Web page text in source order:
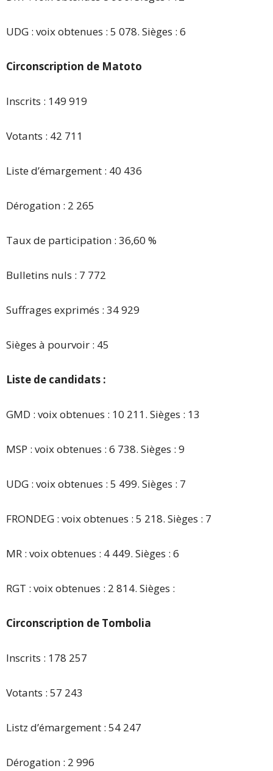
UDG : voix obtenues : 5 078. Sièges : 6
Circonscription de Matoto
Inscrits : 149 919
Votants : 42 711
Liste d’émargement : 40 436
Dérogation : 2 265
Taux de participation : 36,60 %
Bulletins nuls : 7 772
Suffrages exprimés : 34 929
Sièges à pourvoir : 45
Liste de candidats :
GMD : voix obtenues : 10 211. Sièges : 13
MSP : voix obtenues : 6 738. Sièges : 9
UDG : voix obtenues : 5 499. Sièges : 7
FRONDEG : voix obtenues : 5 218. Sièges : 7
MR : voix obtenues : 4 449. Sièges : 6
RGT : voix obtenues : 2 814. Sièges :
Circonscription de Tombolia
Inscrits : 178 257
Votants : 57 243
Listz d’émargement : 54 247
Dérogation : 2 996